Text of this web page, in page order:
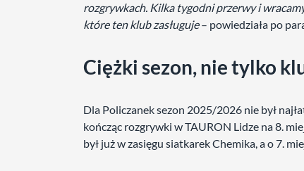
rozgrywkach. Kilka tygodni przerwy i
które ten klub zasługuje– powiedziała po
Ciężki sezon, nie tylko
Dla Policzanek sezon 2025/2026 nie był
kończąc rozgrywki w TAURON Lidze na 8.
był już w zasięgu siatkarek Chemika, a o 7.